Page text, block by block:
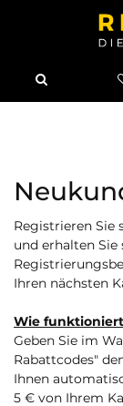
Registrieren Sie
und erhalten
Ihren nächsten
Wie
Geben Sie im
Rabattcodes"
Ihnen
5 € von Ihrem